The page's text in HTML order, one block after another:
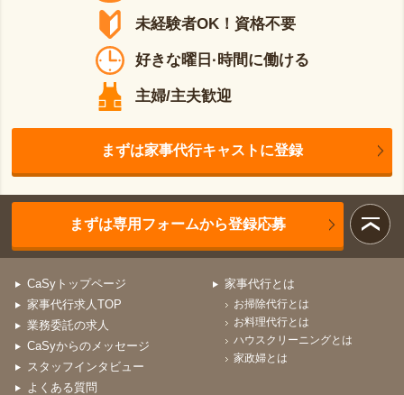
未経験者OK！資格不要
好きな曜日·時間に働ける
主婦/主夫歓迎
まずは家事代行キャストに登録
まずは専用フォームから登録応募
CaSyトップページ
家事代行求人TOP
業務委託の求人
CaSyからのメッセージ
スタッフインタビュー
よくある質問
家事代行とは
お掃除代行とは
お料理代行とは
ハウスクリーニングとは
家政婦とは